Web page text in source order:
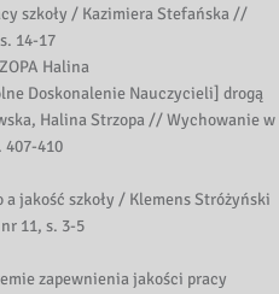
szkoły / Kazimiera Stefańska //
14-17
Halina
Doskonalenie Nauczycieli] drogą
Halina Strzopa // Wychowanie w
407-410
jakość szkoły / Klemens Stróżyński
11, s. 3-5
zapewnienia jakości pracy